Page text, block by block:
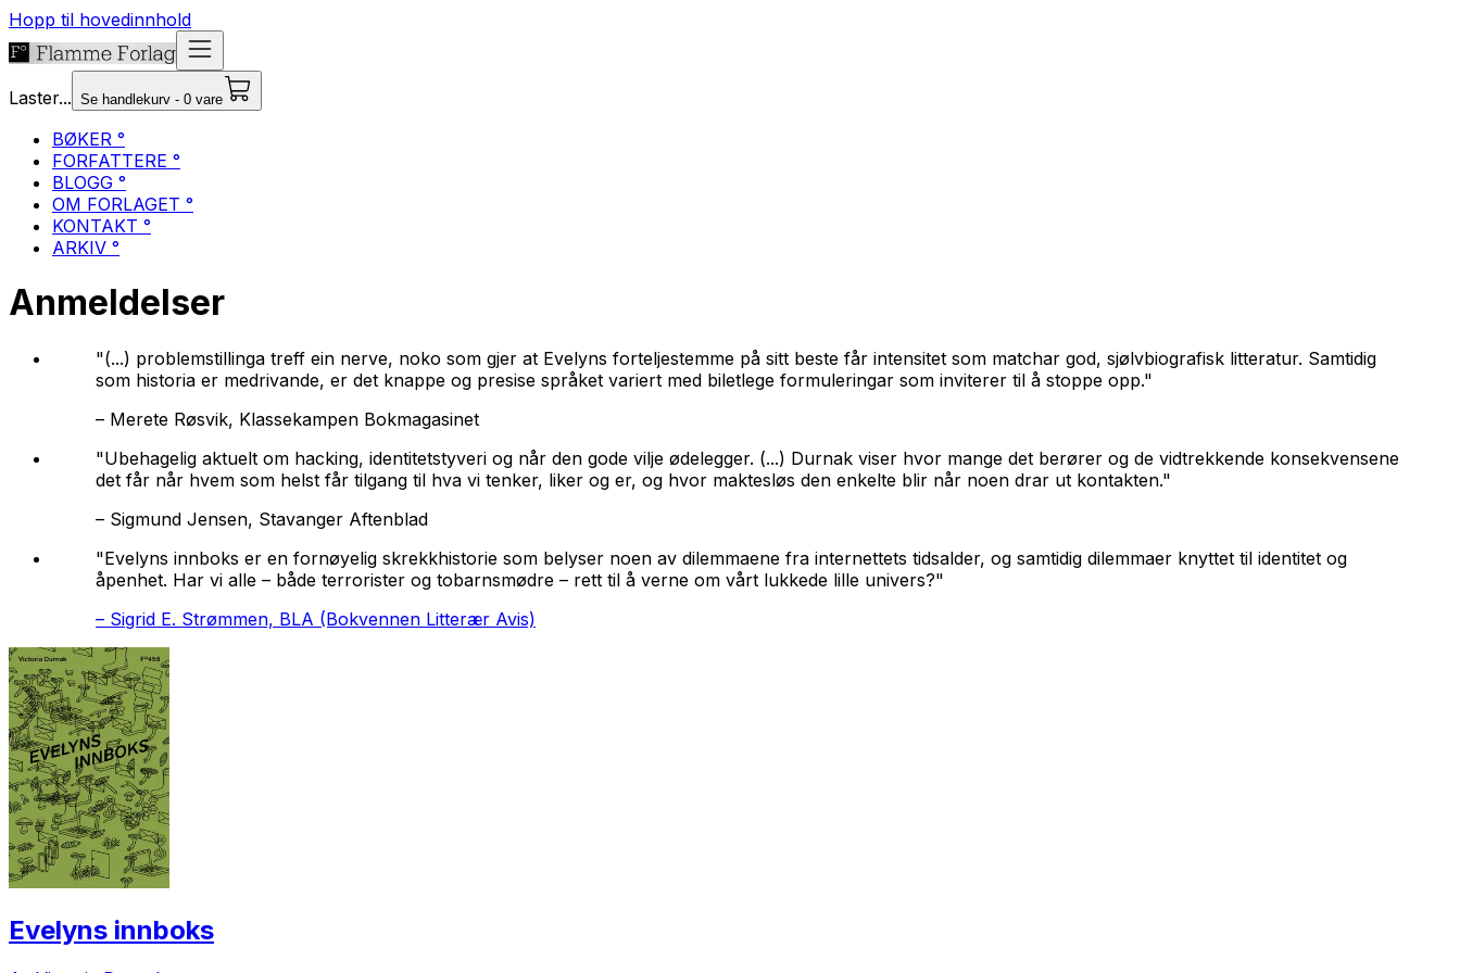
Hopp til hovedinnhold
Laster... Se handlekurv - 0 vare
BØKER °
FORFATTERE °
BLOGG °
OM FORLAGET °
KONTAKT °
ARKIV °
Anmeldelser
"(...) problemstillinga treff ein nerve, noko som gjer at Evelyns forteljestemme på sitt beste får intensitet som matchar god, sjølvbiografisk litteratur. Samtidig
som historia er medrivande, er det knappe og presise språket variert med biletlege formuleringar som inviterer til å stoppe opp."
– Merete Røsvik, Klassekampen Bokmagasinet
"Ubehagelig aktuelt om hacking, identitetstyveri og når den gode vilje ødelegger. (...) Durnak viser hvor mange det berører og de vidtrekkende konsekvensene
det får når hvem som helst får tilgang til hva vi tenker, liker og er, og hvor maktesløs den enkelte blir når noen drar ut kontakten."
– Sigmund Jensen, Stavanger Aftenblad
"Evelyns innboks er en fornøyelig skrekkhistorie som belyser noen av dilemmaene fra internettets tidsalder, og samtidig dilemmaer knyttet til identitet og
åpenhet. Har vi alle – både terrorister og tobarnsmødre – rett til å verne om vårt lukkede lille univers?"
– Sigrid E. Strømmen, BLA (Bokvennen Litterær Avis)
Evelyns innboks